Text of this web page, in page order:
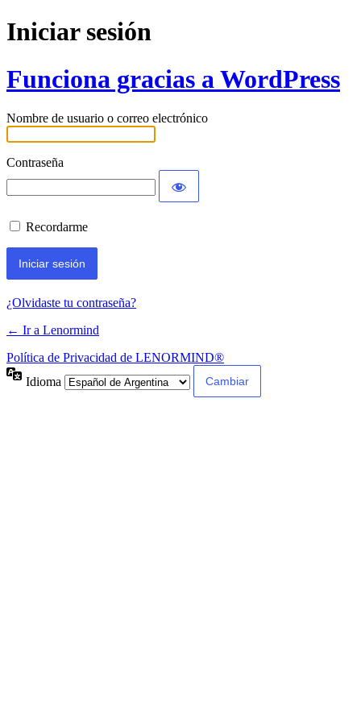
Iniciar sesión
Funciona gracias a WordPress
Nombre de usuario o correo electrónico
Contraseña
Recordarme
¿Olvidaste tu contraseña?
← Ir a Lenormind
Política de Privacidad de LENORMIND®
Idioma